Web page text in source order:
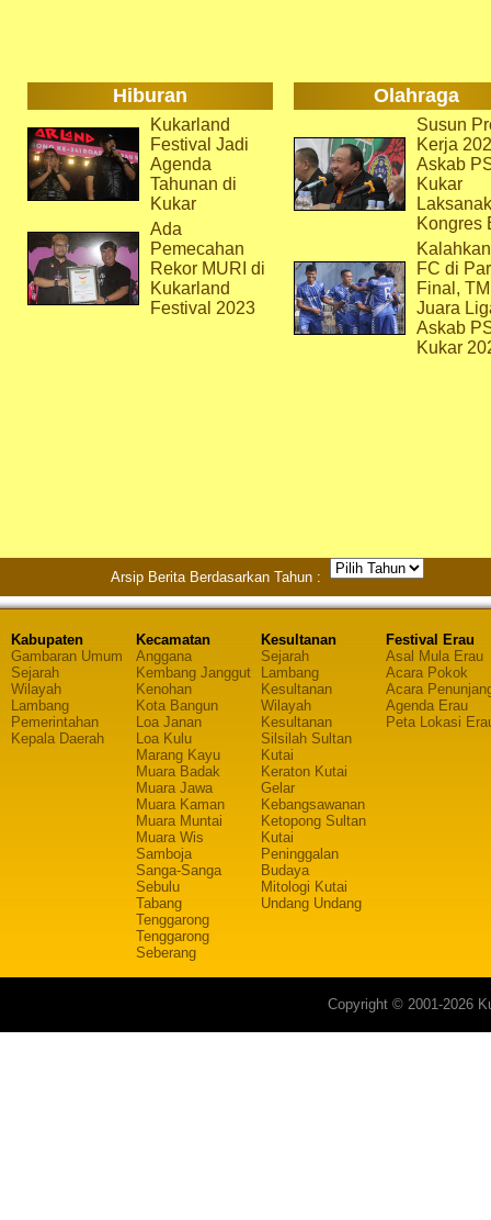
Hiburan Olahraga
Kukarland
Festival Jadi
Agenda
Tahunan di
Kukar
Ada
Pemecahan
Rekor MURI di
Kukarland
Festival 2023
Susun
Kerja
Askab
Kukar
Kongres
FC di
Final,
Juara
Askab
Kukar
Arsip Berita Berdasarkan Tahun :
Kabupaten
Gambaran Umum
Sejarah
Wilayah
Lambang
Pemerintahan
Kepala Daerah
Kecamatan
Anggana
Kembang Janggut
Kenohan
Kota Bangun
Loa Janan
Loa Kulu
Marang Kayu
Muara Badak
Muara Jawa
Muara Kaman
Muara Muntai
Muara Wis
Samboja
Sanga-Sanga
Sebulu
Tabang
Tenggarong
Tenggarong
Seberang
Kesultanan
Sejarah
Lambang
Kesultanan
Wilayah
Kesultanan
Silsilah Sultan
Kutai
Keraton Kutai
Gelar
Kebangsawanan
Ketopong Sultan
Kutai
Peninggalan
Budaya
Mitologi Kutai
Undang Undang
Festival Erau
Asal Mula Erau
Acara Pokok
Acara
Agenda Erau
Peta Lokasi
Copyright © 2001-2026